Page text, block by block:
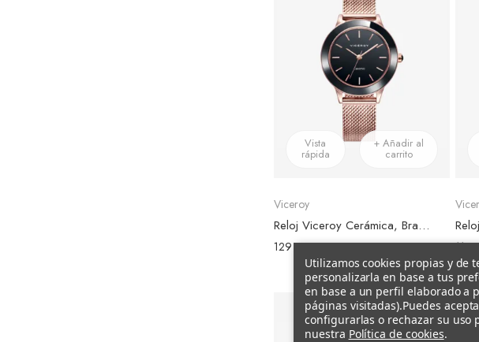
Vista
rápida
+ Añadir al
carrito
Viceroy
Reloj Viceroy Cerámica, Brazalete Malla Oro Rosa, Esfera Negra
129 € 119
Utilizamos cookies propias y de
personalizarla en base a tus
en base a un perfil elaborado a
páginas visitadas).Puedes
configurarlas o rechazar su uso
nuestra Política de cookies.